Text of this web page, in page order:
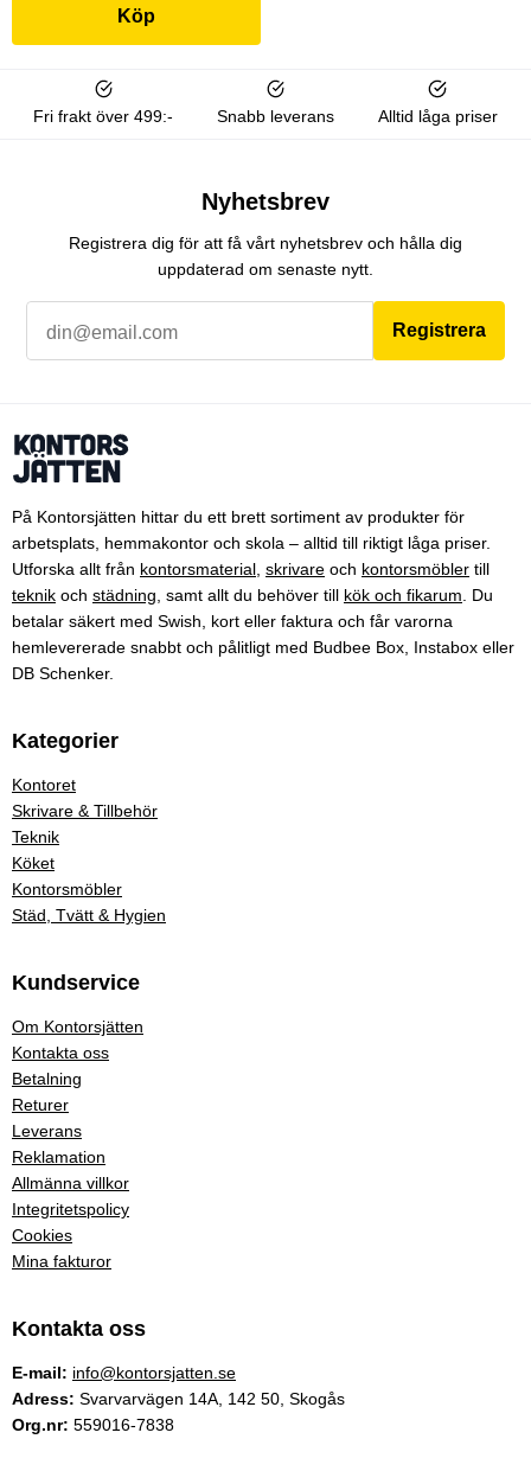
Köp
Fri frakt över 499:- Snabb leverans Alltid låga priser
Nyhetsbrev
Registrera dig för att få vårt nyhetsbrev och hålla dig
uppdaterad om senaste nytt.
Registrera
På Kontorsjätten hittar du ett brett sortiment av produkter för
arbetsplats, hemmakontor och skola – alltid till riktigt låga priser.
Utforska allt från kontorsmaterial skrivare och kontorsmöbler till
teknik och städning , samt allt du behöver till kök och fikarum . Du
betalar säkert med Swish, kort eller faktura och får varorna
hemlevererade snabbt och pålitligt med Budbee Box, Instabox eller
DB Schenker.
Kategorier
Kontoret
Skrivare & Tillbehör
Teknik
Köket
Kontorsmöbler
Städ, Tvätt & Hygien
Kundservice
Om Kontorsjätten
Kontakta oss
Betalning
Returer
Leverans
Reklamation
Allmänna villkor
Integritetspolicy
Cookies
Mina fakturor
Kontakta oss
E-mail: info@kontorsjatten.se
Adress: Svarvarvägen 14A, 142 50, Skogås
Org.nr: 559016-7838